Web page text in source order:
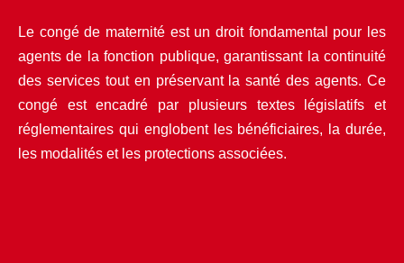
Le congé de maternité est un droit fondamental pour les
agents de la fonction publique, garantissant la continuité
des services tout en préservant la santé des agents. Ce
congé est encadré par plusieurs textes législatifs et
réglementaires qui englobent les bénéficiaires, la durée,
les modalités et les protections associées.